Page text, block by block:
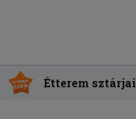
Étterem sztárjai